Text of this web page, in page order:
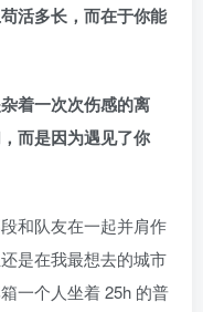
活多长，而在于你能
着一次次伤感的离
而是因为遇见了你
和队友在一起并肩作
是在我最想去的城市
一个人坐着 25h 的普